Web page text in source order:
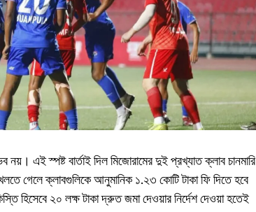
এই স্পষ্ট বার্তাই দিল মিজোরামের দুই প্রখ্যাত ক্লাব চানমারি
ক্লাবগুলিকে আনুমানিক ১.২৩ কোটি টাকা ফি দিতে হবে
হিসেবে ২০ লক্ষ টাকা দ্রুত জমা দেওয়ার নির্দেশ দেওয়া হতেই